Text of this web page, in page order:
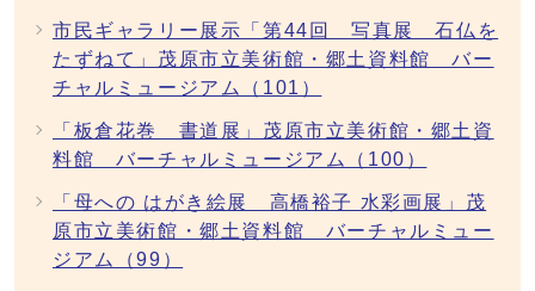
市民ギャラリー展示「第44回 写真展 石仏を
たずねて」茂原市立美術館・郷土資料館 バー
チャルミュージアム（101）
「板倉花巻 書道展」茂原市立美術館・郷土資
料館 バーチャルミュージアム（100）
「母への はがき絵展 高橋裕子 水彩画展」茂
原市立美術館・郷土資料館 バーチャルミュー
ジアム（99）